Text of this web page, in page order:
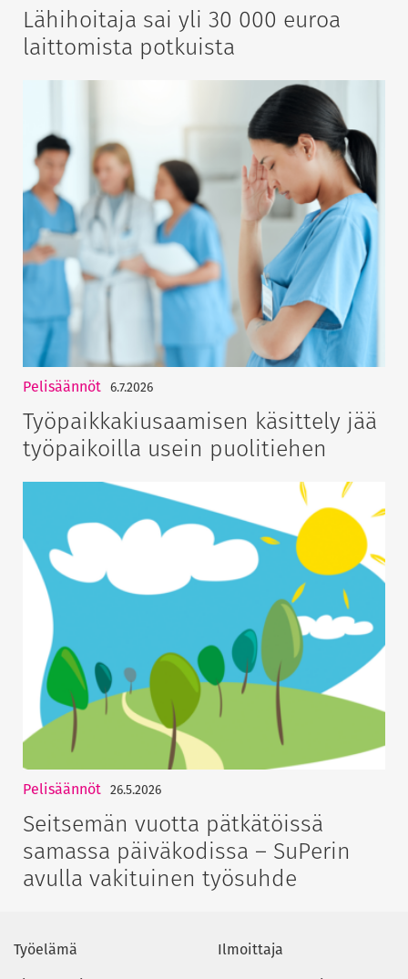
Lähihoitaja sai yli 30 000 euroa
laittomista potkuista
Pelisäännöt 6.7.2026
Työpaikkakiusaamisen käsittely jää
työpaikoilla usein puolitiehen
Pelisäännöt 26.5.2026
Seitsemän vuotta pätkätöissä
samassa päiväkodissa – SuPerin
avulla vakituinen työsuhde
Työelämä
Ilmoittaja